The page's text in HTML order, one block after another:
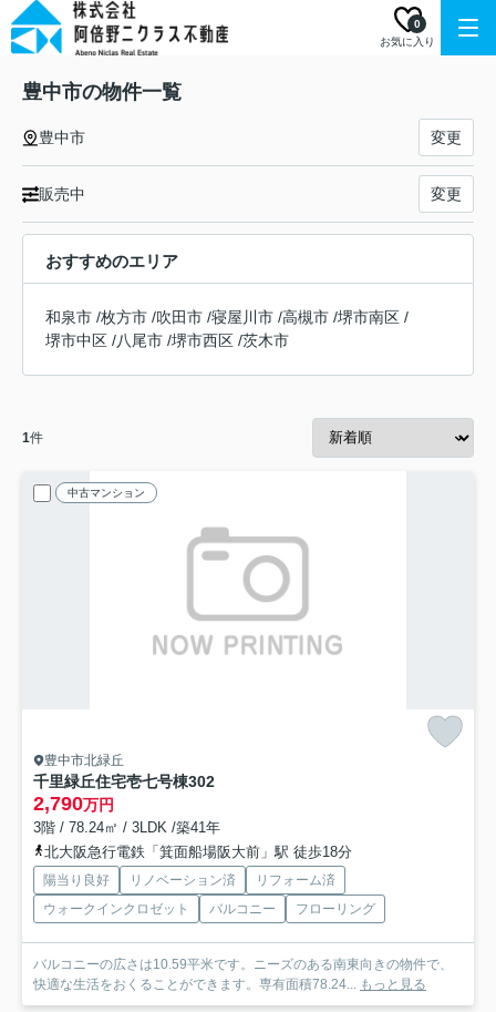
お気に入り
0
豊中市の物件一覧
豊中市 変更
販売中 変更
おすすめのエリア
和泉市 /枚方市 /吹田市 /寝屋川市 /高槻市 /堺市南区 /
堺市中区 /八尾市 /堺市西区 /茨木市
1件
中古マンション
豊中市北緑丘
千里緑丘住宅壱七号棟302
2,790万円
3階 / 78.24㎡ / 3LDK /築41年
北大阪急行電鉄「箕面船場阪大前」駅 徒歩18分
陽当り良好 リノベーション済
リフォーム済
ウォークインクロゼット
バルコニー フローリング
バルコニーの広さは10.59平米です。ニーズのある南東向きの物件で、
快適な生活をおくることができます。専有面積78.24... もっと見る